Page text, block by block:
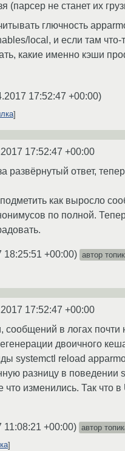
(парсер не станет их
глючность
local, и если там
какие именно кэши
17:52:47 +00:00)
17:52:47 +00:00
развёрнутый ответ,
как выросло
по полной.
18:25:51 +00:00) автор
17:52:47 +00:00
в логах почти
двоичного
systemctl reload
разницу в поведении
что изменились. Так что
11:08:21 +00:00) автор